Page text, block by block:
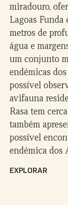
miradouro,
Lagoas Funda
metros de
água e
um conjunto
endémicas
possível
avifauna
Rasa tem
também
possível
endémica dos
EXPLORAR